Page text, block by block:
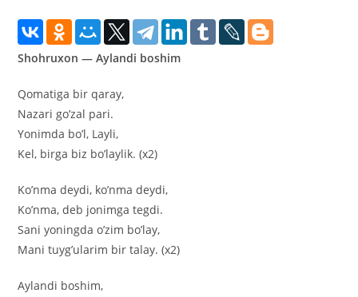
Shohruxon — Aylandi boshim
Qomatiga bir qaray,
Nazari go’zal pari.
Yonimda bo’l, Layli,
Kel, birga biz bo’laylik. (x2)
Ko’nma deydi, ko’nma deydi,
Ko’nma, deb jonimga tegdi.
Sani yoningda o’zim bo’lay,
Mani tuyg’ularim bir talay. (x2)
Aylandi boshim,